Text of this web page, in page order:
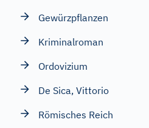
Gewürzpflanzen
Kriminalroman
Ordovizium
De Sica, Vittorio
Römisches Reich